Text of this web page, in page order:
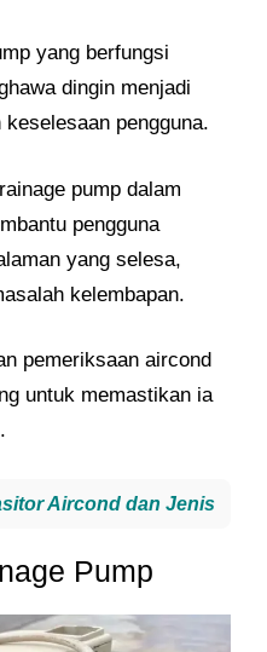
yang berfungsi
dingin menjadi
pengguna.
pump dalam
pengguna
yang selesa,
kelembapan.
pemeriksaan aircond
untuk memastikan ia
Aircond dan Jenis
Pump